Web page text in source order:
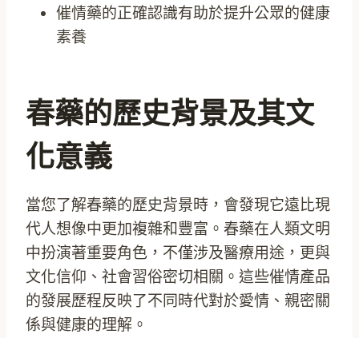
催情藥的正確認識有助於提升公眾的健康
素養
春藥的歷史背景及其文
化意義
當您了解春藥的歷史背景時，會發現它遠比現
代人想像中更加複雜和豐富。春藥在人類文明
中扮演著重要角色，不僅涉及醫療用途，更與
文化信仰、社會習俗密切相關。這些催情產品
的發展歷程反映了不同時代對於愛情、親密關
係與健康的理解。